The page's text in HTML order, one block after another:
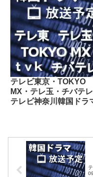
テレビ東京・TOKYO
MX・テレ玉・チバテレ
テレビ神奈川韓国ドラ